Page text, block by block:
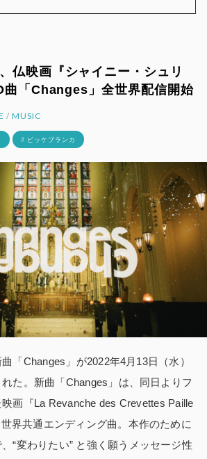
仏映画『シャイニー・シュリ
曲「Changes」全世界配信開始
/MUSIC
# ビッケブランカ
「Changes」が2022年4月13日（水）
た。新曲「Changes」は、同日よりフ
画『La Revanche des Crevettes Paille
界共通エンディング曲。本作のために
“変わりたい” と強く願うメッセージ性